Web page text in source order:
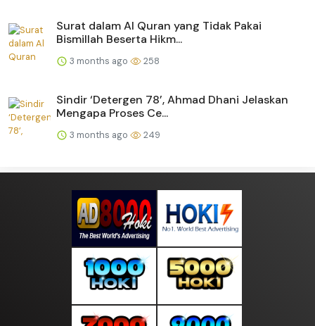
Surat dalam Al Quran yang Tidak Pakai
Bismillah Beserta Hikm...
3 months ago 258
Sindir ‘Detergen 78’, Ahmad Dhani Jelaskan
Mengapa Proses Ce...
3 months ago 249